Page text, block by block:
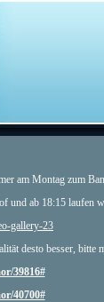
am Montag zum
und ab 18:15 laufen
gallery-23
desto besser, bitte
39816#
40700#